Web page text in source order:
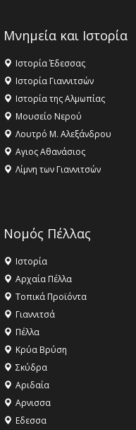
Μνημεία και Ιστορία
Ιστορία Έδεσσας
Ιστορία Γιαννιτσών
Ιστορία της Αλμωπίας
Μουσείο Νερού
Λουτρό Μ. Αλεξάνδρου
Αγιος Αθανάσιος
Λίμνη των Γιαννιτσών
Νομός Πέλλας
Ιστορία
Αρχαία Πέλλα
Τοπικά Προϊόντα
Γιαννιτσά
Πέλλα
Κρύα Βρύση
Σκύδρα
Αριδαία
Aρνισσα
Eδεσσα